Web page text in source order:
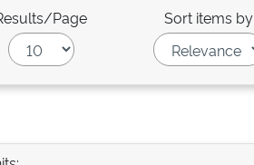
Page Sort items by